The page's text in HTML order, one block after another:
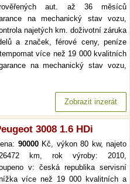
aut. až 36 měsíců
na mechanický stav vozu,
najetých km. doživotní záruka
a značek, férové ceny, peníze
více než 19 000 kvalitních
na mechanický stav vozu,
Zobrazit inzerát
3008 1.6 HDi
90000Kč, výkon 80 kw, najeto
km, rok výroby: 2010,
v: česká republika servisní
více než 19 000 kvalitních a